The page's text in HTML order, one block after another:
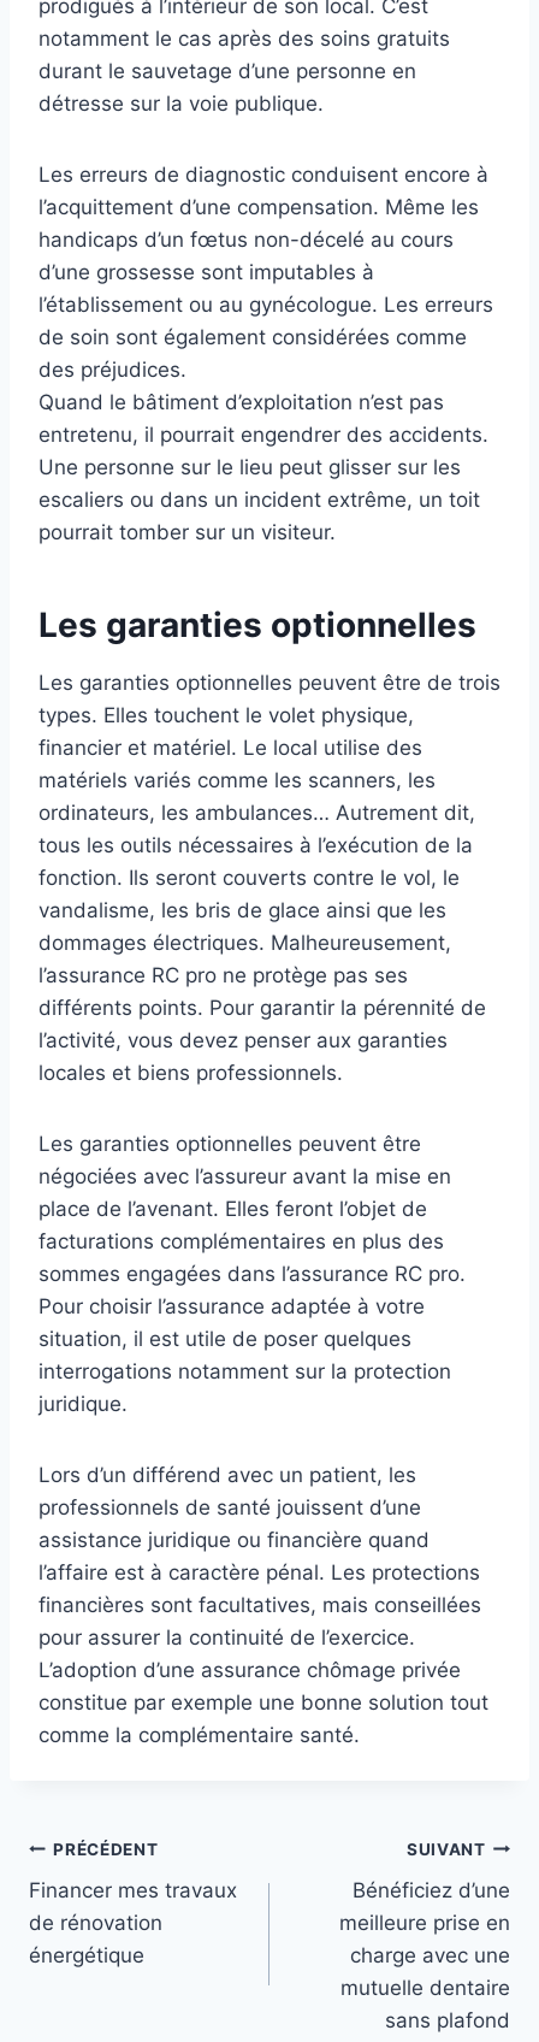
prodigués à l’intérieur de son local. C’est
notamment le cas après des soins gratuits
durant le sauvetage d’une personne en
détresse sur la voie publique.
Les erreurs de diagnostic conduisent encore à
l’acquittement d’une compensation. Même les
handicaps d’un fœtus non-décelé au cours
d’une grossesse sont imputables à
l’établissement ou au gynécologue. Les erreurs
de soin sont également considérées comme
des préjudices.
Quand le bâtiment d’exploitation n’est pas
entretenu, il pourrait engendrer des accidents.
Une personne sur le lieu peut glisser sur les
escaliers ou dans un incident extrême, un toit
pourrait tomber sur un visiteur.
Les garanties optionnelles
Les garanties optionnelles peuvent être de trois
types. Elles touchent le volet physique,
financier et matériel. Le local utilise des
matériels variés comme les scanners, les
ordinateurs, les ambulances… Autrement dit,
tous les outils nécessaires à l’exécution de la
fonction. Ils seront couverts contre le vol, le
vandalisme, les bris de glace ainsi que les
dommages électriques. Malheureusement,
l’assurance RC pro ne protège pas ses
différents points. Pour garantir la pérennité de
l’activité, vous devez penser aux garanties
locales et biens professionnels.
Les garanties optionnelles peuvent être
négociées avec l’assureur avant la mise en
place de l’avenant. Elles feront l’objet de
facturations complémentaires en plus des
sommes engagées dans l’assurance RC pro.
Pour choisir l’assurance adaptée à votre
situation, il est utile de poser quelques
interrogations notamment sur la protection
juridique.
Lors d’un différend avec un patient, les
professionnels de santé jouissent d’une
assistance juridique ou financière quand
l’affaire est à caractère pénal. Les protections
financières sont facultatives, mais conseillées
pour assurer la continuité de l’exercice.
L’adoption d’une assurance chômage privée
constitue par exemple une bonne solution tout
comme la complémentaire santé.
Navigation
de
l’article
PRÉCÉDENT
Financer mes travaux
de rénovation
énergétique
SUIVANT
Bénéficiez d’une
meilleure prise en
charge avec une
mutuelle dentaire
sans plafond